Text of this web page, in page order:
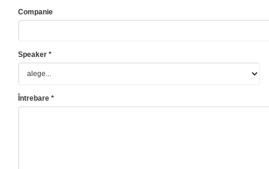
Companie
Speaker *
Întrebare *